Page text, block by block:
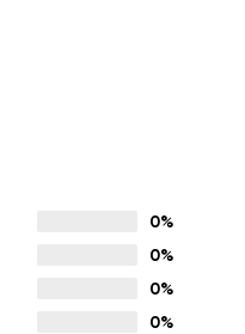
0%
0%
0%
0%